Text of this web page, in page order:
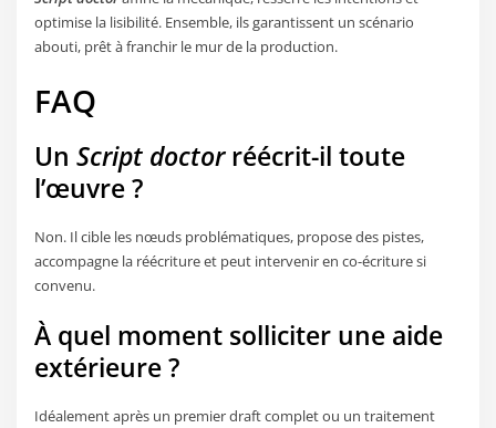
optimise la lisibilité. Ensemble, ils garantissent un scénario
abouti, prêt à franchir le mur de la production.
FAQ
UnScript doctorréécrit-il toute
l’œuvre ?
Non. Il cible les nœuds problématiques, propose des pistes,
accompagne la réécriture et peut intervenir en co-écriture si
convenu.
À quel moment solliciter une aide
extérieure ?
Idéalement après un premier draft complet ou un traitement